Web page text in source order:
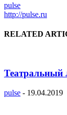
pulse
http://pulse.ru
RELATED
Театральный
pulse - 19.04.2019